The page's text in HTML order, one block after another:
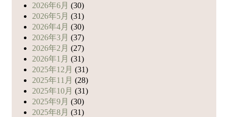
2026年6月 (30)
2026年5月 (31)
2026年4月 (30)
2026年3月 (37)
2026年2月 (27)
2026年1月 (31)
2025年12月 (31)
2025年11月 (28)
2025年10月 (31)
2025年9月 (30)
2025年8月 (31)